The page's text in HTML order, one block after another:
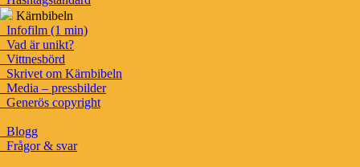
Kärnbibeln
Infofilm (1 min)
Vad är unikt?
Vittnesbörd
Skrivet om Kärnbibeln
Media – pressbilder
Generös copyright
Blogg
Frågor & svar
Hjälpmedel
Konvertera bibelreferenser
Slå upp flera bibelreferenser
Bibelns böcker – förkortningar
Hashtagstandard
Länka till Kärnbibeln
Karta
Lista på alla platser